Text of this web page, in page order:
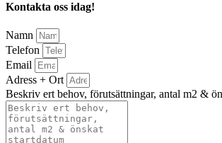
Kontakta oss idag!
Namn
Telefon
Email
Adress + Ort
Beskriv ert behov, förutsättningar, antal m2 &